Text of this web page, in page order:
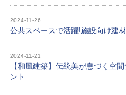
2024-11-26
公共スペースで活躍!施設向け建
2024-11-21
【和風建築】伝統美が息づく空
ント